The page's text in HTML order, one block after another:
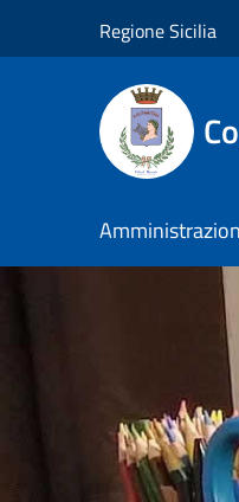
Regione Sicilia